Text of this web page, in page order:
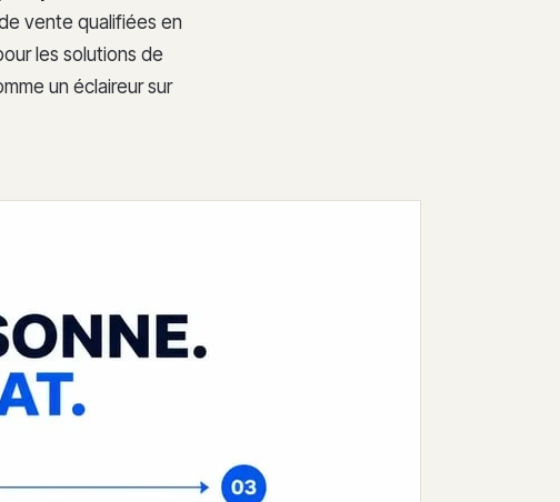
vente qualifiées en
les solutions de
un éclaireur sur